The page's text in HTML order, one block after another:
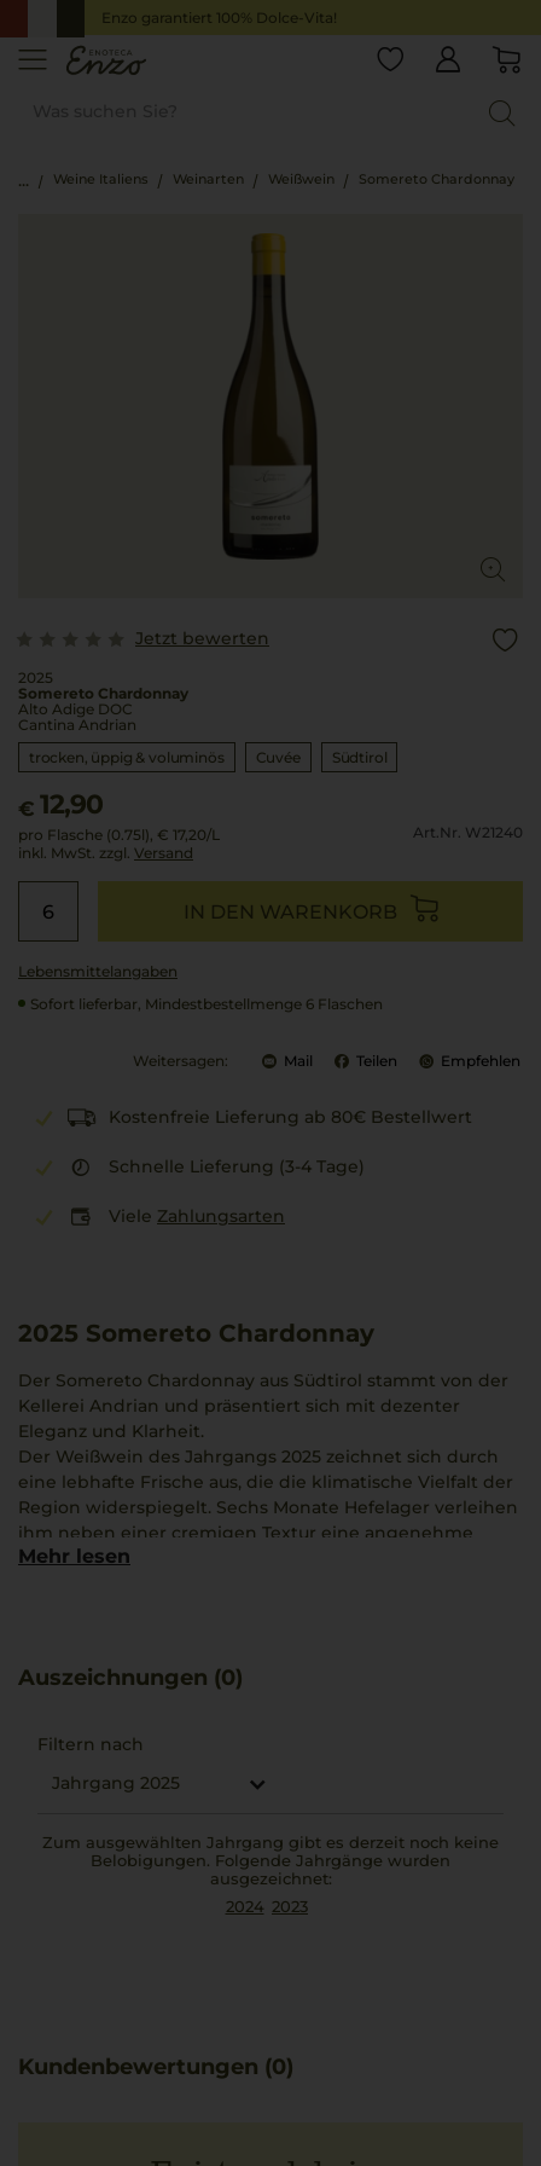
Enzo garantiert 100% Dolce-Vita!
Weine Italiens Weinarten Weißwein Somereto Chardonnay
Jetzt bewerten
2025
Somereto Chardonnay
Alto Adige DOC
Cantina Andrian
trocken, üppig & voluminös
Cuvée Südtirol
€ 12,90
pro Flasche (0.75l), € 17,20/L
inkl. MwSt. zzgl. Versand
Art.Nr. W21240
IN DEN WARENKORB
Lebensmittel­angaben
Sofort lieferbar, Mindestbestellmenge 6 Flaschen
Weitersagen: Mail Teilen Empfehlen
Kostenfreie Lieferung ab 80€ Bestellwert
Schnelle Lieferung (3-4 Tage)
Viele Zahlungsarten
2025 Somereto Chardonnay
Der Somereto Chardonnay aus Südtirol stammt von der
Kellerei Andrian und präsentiert sich mit dezenter
Eleganz und Klarheit.
Der Weißwein des Jahrgangs 2025 zeichnet sich durch
eine lebhafte Frische aus, die die klimatische Vielfalt der
Region widerspiegelt. Sechs Monate Hefelager verleihen
ihm neben einer cremigen Textur eine angenehme
Schmelzigkeit.
Risotto allo zafferano auf besondere Weise.
Mehr lesen
Auszeichnungen (0)
Filtern nach
Jahrgang 2025
Zum ausgewählten Jahrgang gibt es derzeit noch keine
Belobigungen. Folgende Jahrgänge wurden
ausgezeichnet:
2024 2023
Kundenbewertungen (0)